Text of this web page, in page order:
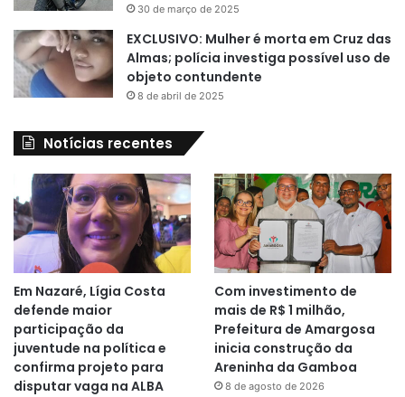
30 de março de 2025
EXCLUSIVO: Mulher é morta em Cruz das
Almas; polícia investiga possível uso de
objeto contundente
8 de abril de 2025
Notícias recentes
Em Nazaré, Lígia Costa
defende maior
participação da
juventude na política e
confirma projeto para
disputar vaga na ALBA
Com investimento de
mais de R$ 1 milhão,
Prefeitura de Amargosa
inicia construção da
Areninha da Gamboa
8 de agosto de 2026